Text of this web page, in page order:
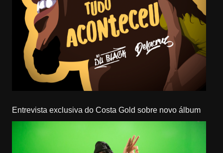
Entrevista exclusiva do Costa Gold sobre novo álbum